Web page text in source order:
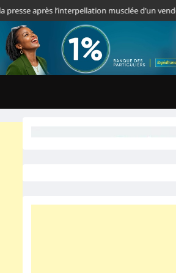
l’interpellation musclée d’un vendeur de